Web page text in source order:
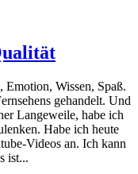
Emotion, Wissen, Spaß.
gehandelt. Und
Langeweile, habe ich
Habe ich heute
Videos an. Ich kann
ist...